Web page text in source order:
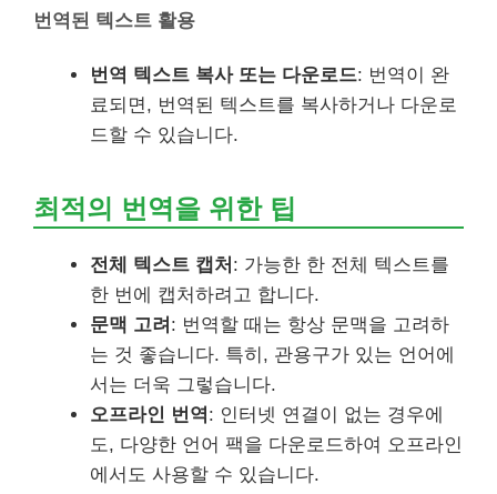
번역된 텍스트 활용
번역 텍스트 복사 또는 다운로드: 번역이 완
료되면, 번역된 텍스트를 복사하거나 다운로
드할 수 있습니다.
최적의 번역을 위한 팁
전체 텍스트 캡처 : 가능한 한 전체 텍스트를
한 번에 캡처하려고 합니다.
문맥 고려 : 번역할 때는 항상 문맥을 고려하
는 것 좋습니다. 특히, 관용구가 있는 언어에
서는 더욱 그렇습니다.
오프라인 번역: 인터넷 연결이 없는 경우에
도, 다양한 언어 팩을 다운로드하여 오프라인
에서도 사용할 수 있습니다.